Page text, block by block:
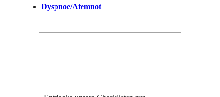
Dyspnoe/Atemnot